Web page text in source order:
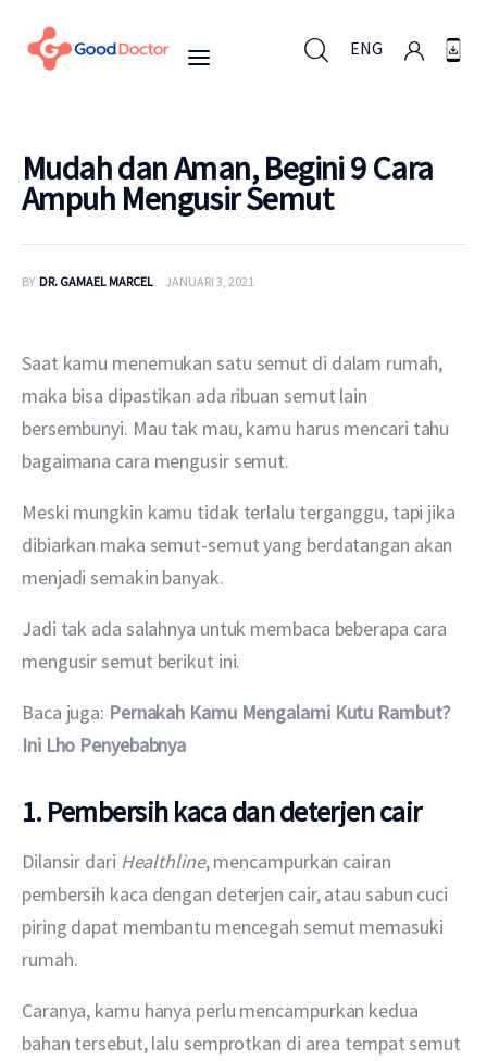
ENG
ENG
Mengapa Good Doctor
Berita
Layanan
Mudah dan Aman, Begini 9 Cara
Ampuh Mengusir Semut
BY DR. GAMAEL MARCEL JANUARI 3, 2021
Saat kamu menemukan satu semut di dalam rumah,
maka bisa dipastikan ada ribuan semut lain
bersembunyi. Mau tak mau, kamu harus mencari tahu
bagaimana cara mengusir semut.
Meski mungkin kamu tidak terlalu terganggu, tapi jika
dibiarkan maka semut-semut yang berdatangan akan
menjadi semakin banyak.
Jadi tak ada salahnya untuk membaca beberapa cara
mengusir semut berikut ini.
Baca juga: Pernakah Kamu Mengalami Kutu Rambut?
Ini Lho Penyebabnya
1. Pembersih kaca dan deterjen cair
Dilansir dari Healthline, mencampurkan cairan
pembersih kaca dengan deterjen cair, atau sabun cuci
piring dapat membantu mencegah semut memasuki
rumah.
Caranya, kamu hanya perlu mencampurkan kedua
bahan tersebut, lalu semprotkan di area tempat semut